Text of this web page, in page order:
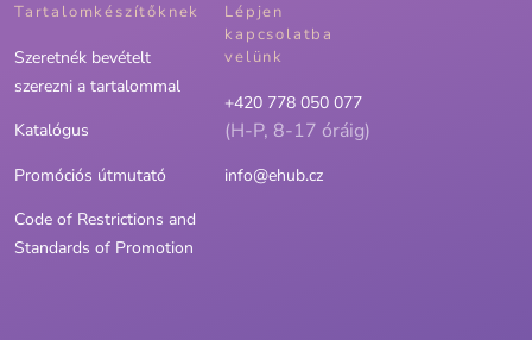
Tartalomkészítőknek
Szeretnék bevételt
szerezni a tartalommal
Katalógus
Promóciós útmutató
Code of Restrictions and
Standards of Promotion
Lépjen
kapcsolatba
velünk
+420 778 050 077
(H-P, 8-17 óráig)
info@ehub.cz